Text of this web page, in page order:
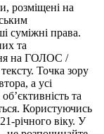
розміщені на
суміжні права.
та
на ГОЛОС /
Точка зору
а усі
та
Користуючись
річного віку. У